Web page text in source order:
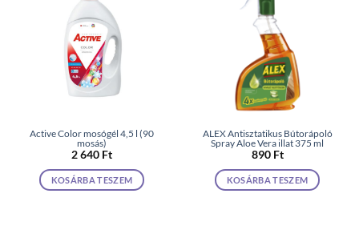
Active Color mosógél 4,5 l (90
mosás)
2 640 Ft
KOSÁRBA TESZEM
ALEX Antisztatikus Bútorápoló
Spray Aloe Vera illat 375 ml
890 Ft
KOSÁRBA TESZEM